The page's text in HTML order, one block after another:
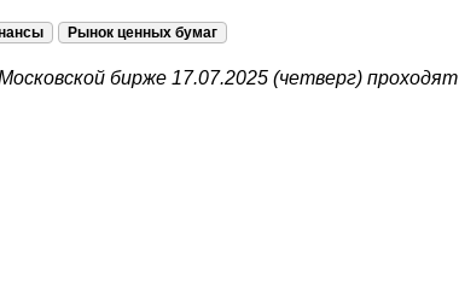
Рынок ценных бумаг
бирже 17.07.2025 (четверг)